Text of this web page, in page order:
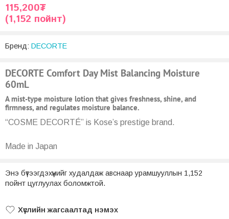
115,200₮
(1,152 пойнт)
Бренд: DECORTE
DECORTE Comfort Day Mist Balancing Moisture
60mL
A mist-type moisture lotion that gives freshness, shine, and
firmness, and regulates moisture balance.
“COSME DECORTÉ” is Kose’s prestige brand.
Made in Japan
Энэ бүтээгдэхүүнийг худалдаж авснаар урамшууллын 1,152
пойнт цуглуулах боломжтой.
Хүслийн жагсаалтад нэмэх